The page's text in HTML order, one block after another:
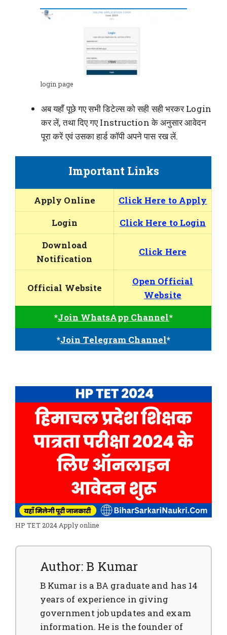
login page
अब यहाँ पूछे गए सभी डिटेल्स को सही सही भरकर Login
कर लें, तथा दिए गए Instruction के अनुसार आवेदन
पूरा करें एवं उसका हार्ड कॉपी अपने पास रख लें.
Important Links
Apply Online
Click Here to Apply
Login
Click Here to Login
Download
Notification
Click Here
Official Website
Open Official
Website
*Join WhatsApp Channel*
*Join Telegram Channel*
HP TET 2024 Apply online
Author: B Kumar
B Kumar is a BA graduate and has 14
years of experience in giving
government job updates and exam
information. He is the founder of